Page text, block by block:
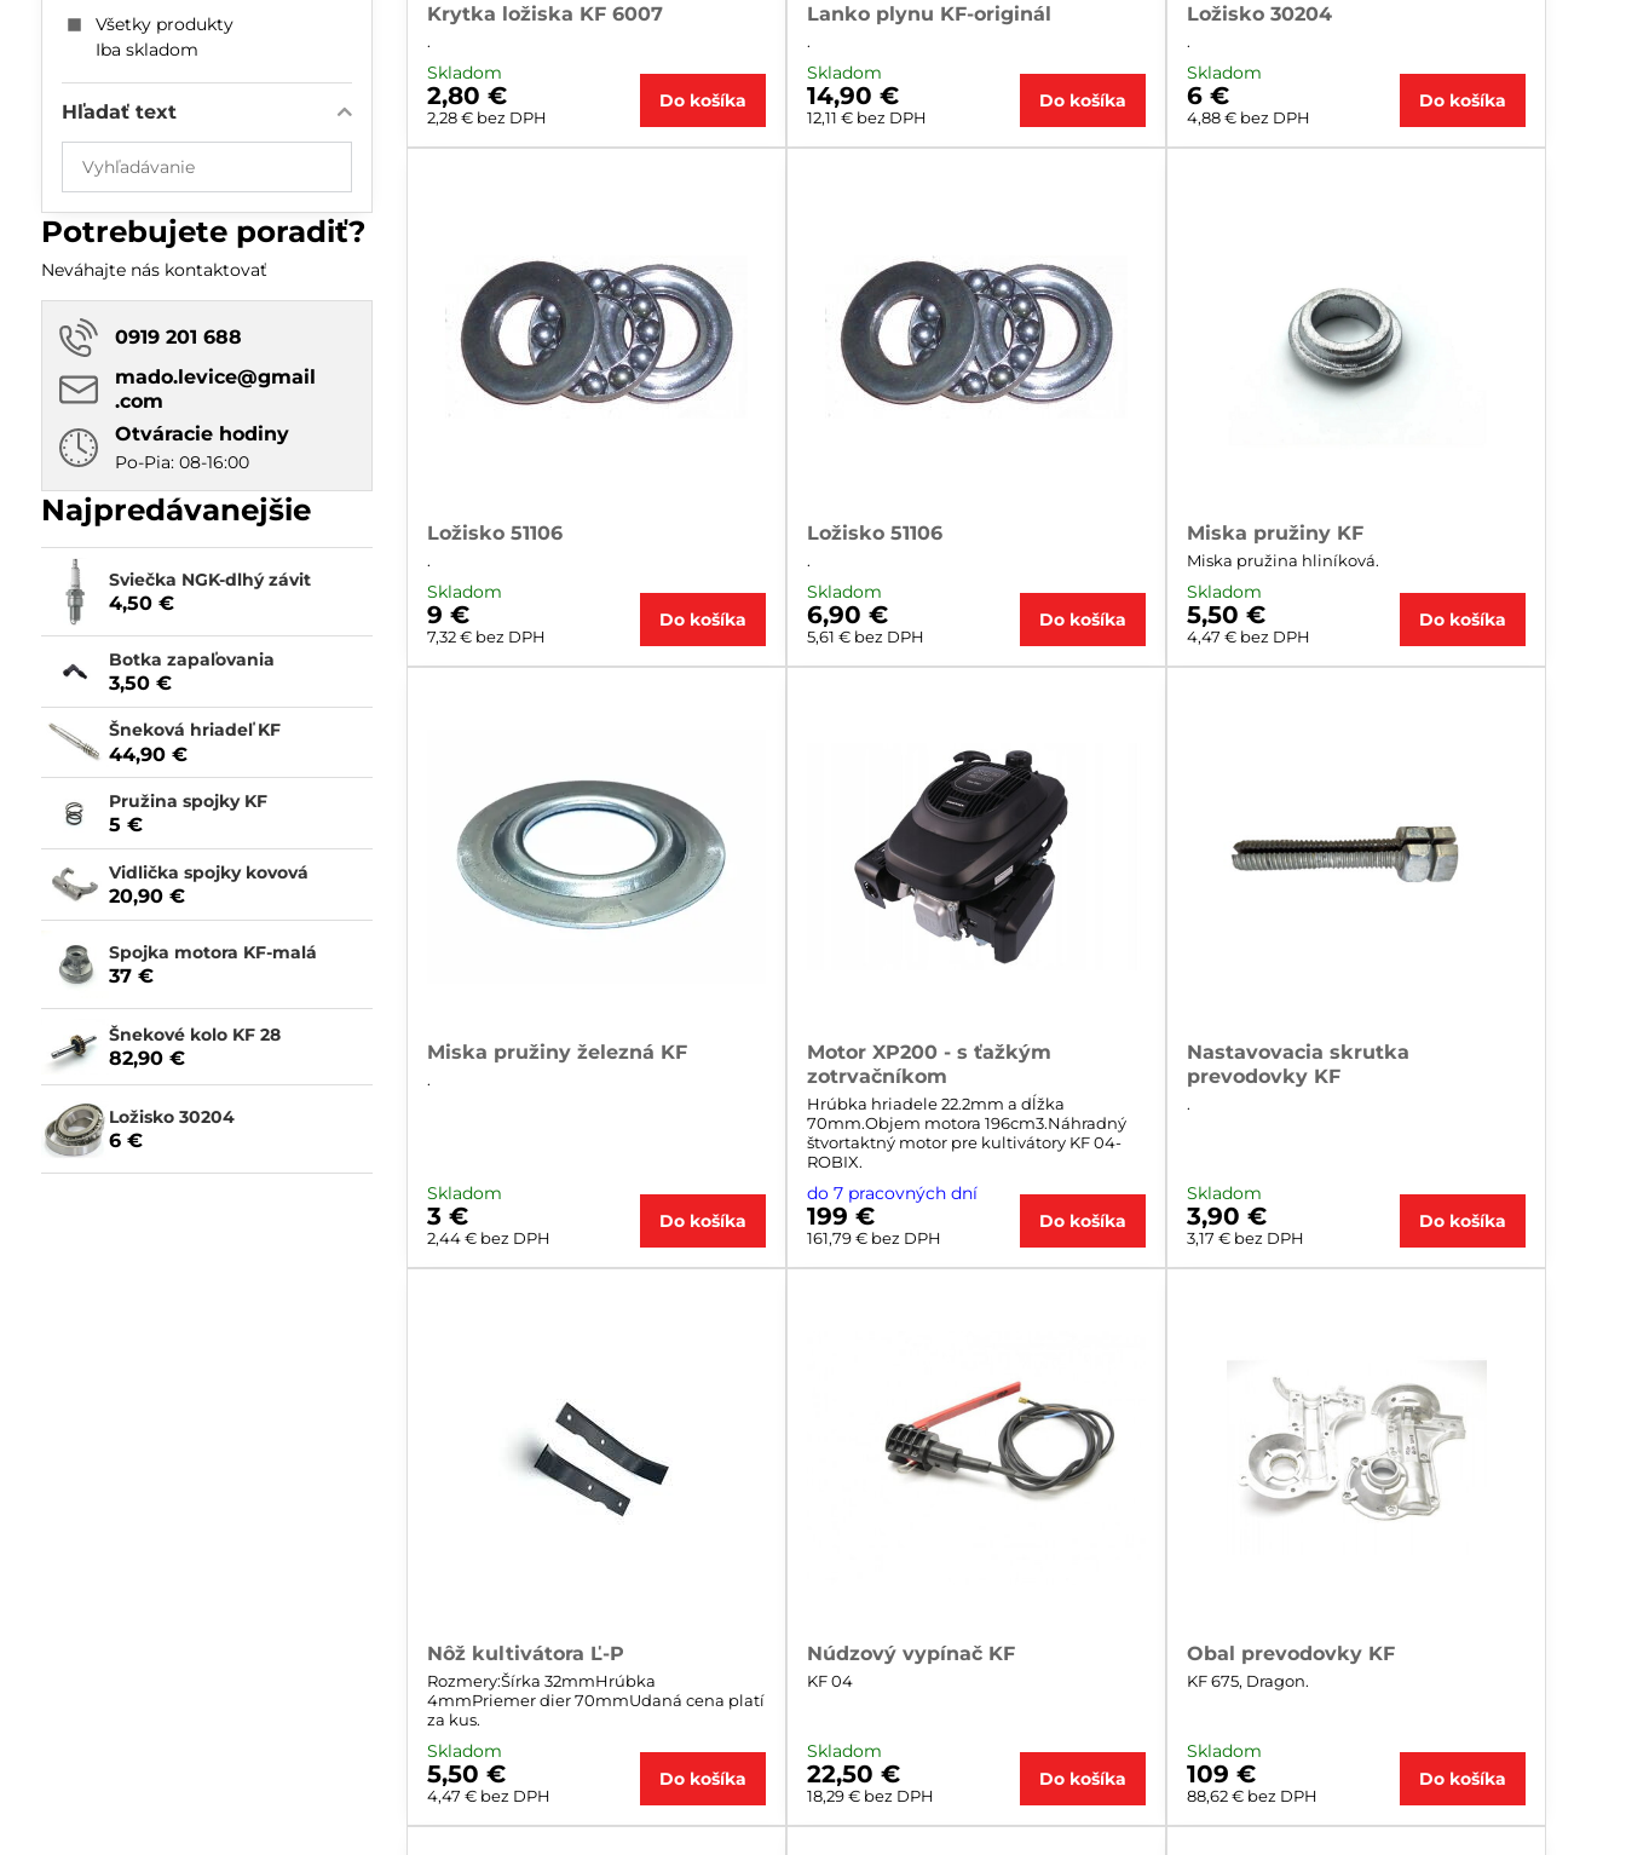
Krytka ložiska KF 6007
.
Skladom
2,80 €
2,28 € bez DPH
Do košíka
Lanko plynu KF-originál
.
Skladom
14,90 €
12,11 € bez DPH
Do košíka
Ložisko 30204
.
Skladom
6 €
4,88 € bez DPH
Do košíka
Ložisko 51106
.
Skladom
9 €
7,32 € bez DPH
Do košíka
Ložisko 51106
.
Skladom
6,90 €
5,61 € bez DPH
Do košíka
Miska pružiny KF
Miska pružina hliníková.
Skladom
5,50 €
4,47 € bez DPH
Do košíka
Miska pružiny železná KF
.
Skladom
3 €
2,44 € bez DPH
Do košíka
Motor XP200 - s ťažkým
zotrvačníkom
Hrúbka hriadele 22.2mm a dĺžka
70mm.Objem motora 196cm3.Náhradný
štvortaktný motor pre kultivátory KF 04-
ROBIX.
do 7 pracovných dní
199 €
161,79 € bez DPH
Do košíka
Nastavovacia skrutka
prevodovky KF
.
Skladom
3,90 €
3,17 € bez DPH
Do košíka
Nôž kultivátora Ľ-P
Rozmery:Šírka 32mmHrúbka
4mmPriemer dier 70mmUdaná cena platí
za kus.
Skladom
5,50 €
4,47 € bez DPH
Do košíka
Núdzový vypínač KF
KF 04
Skladom
22,50 €
18,29 € bez DPH
Do košíka
Obal prevodovky KF
KF 675, Dragon.
Skladom
109 €
88,62 € bez DPH
Do košíka
Všetky produkty
Iba skladom
Hľadať text
Prehľadať
výsledky
filtra
fulltextom
Potrebujete poradiť?
Neváhajte nás kontaktovať
0919 201 688
mado​.levice​@gmail​
.com
Otváracie hodiny
Po-Pia: 08-16:00
Najpredávanejšie
Sviečka NGK-dlhý závit
4,50 €
Botka zapaľovania
3,50 €
Šneková hriadeľ KF
44,90 €
Pružina spojky KF
5 €
Vidlička spojky kovová
20,90 €
Spojka motora KF-malá
37 €
Šnekové kolo KF 28
82,90 €
Ložisko 30204
6 €